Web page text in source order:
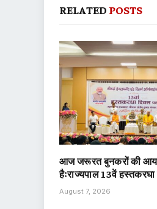
RELATED POSTS
आज जरूरत बुनकरों की आय
हैःराज्यपाल 13वें
August 7, 2026